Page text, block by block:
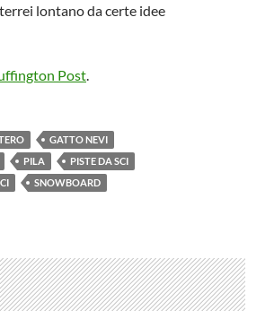
lontano da certe idee
Post
GATTO NEVI
PILA
PISTE DA SCI
SNOWBOARD